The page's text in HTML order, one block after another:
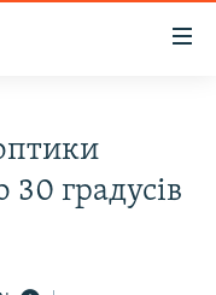
градусів